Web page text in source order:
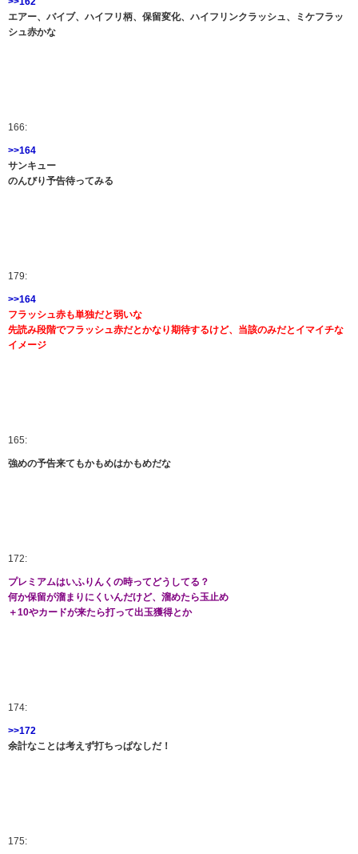
エアー、バイブ、ハイフリ柄、保留変化、ハイフリンクラッシュ、ミケフラッ
シュ赤かな
166:
>>164
サンキュー
のんびり予告待ってみる
179:
>>164
フラッシュ赤も単独だと弱いな
先読み段階でフラッシュ赤だとかなり期待するけど、当該のみだとイマイチな
イメージ
165:
強めの予告来てもかもめはかもめだな
172:
プレミアムはいふりんくの時ってどうしてる？
何か保留が溜まりにくいんだけど、溜めたら玉止め
＋10やカードが来たら打って出玉獲得とか
174:
>>172
余計なことは考えず打ちっぱなしだ！
175: